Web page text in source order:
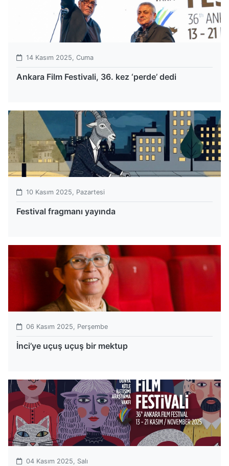
14 Kasım 2025, Cuma
Ankara Film Festivali, 36. kez ‘perde’ dedi
10 Kasım 2025, Pazartesi
Festival fragmanı yayında
06 Kasım 2025, Perşembe
İnci’ye uçuş uçuş bir mektup
04 Kasım 2025, Salı